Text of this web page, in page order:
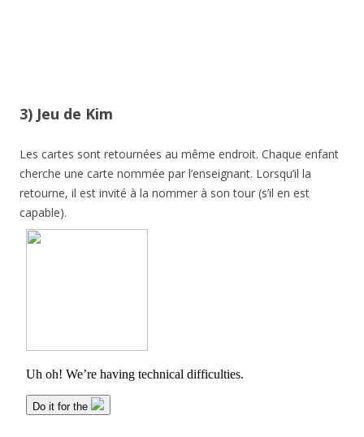
3) Jeu de Kim
Les cartes sont retournées au même endroit. Chaque enfant
cherche une carte nommée par l’enseignant. Lorsqu’il la
retourne, il est invité à la nommer à son tour (s’il en est
capable).